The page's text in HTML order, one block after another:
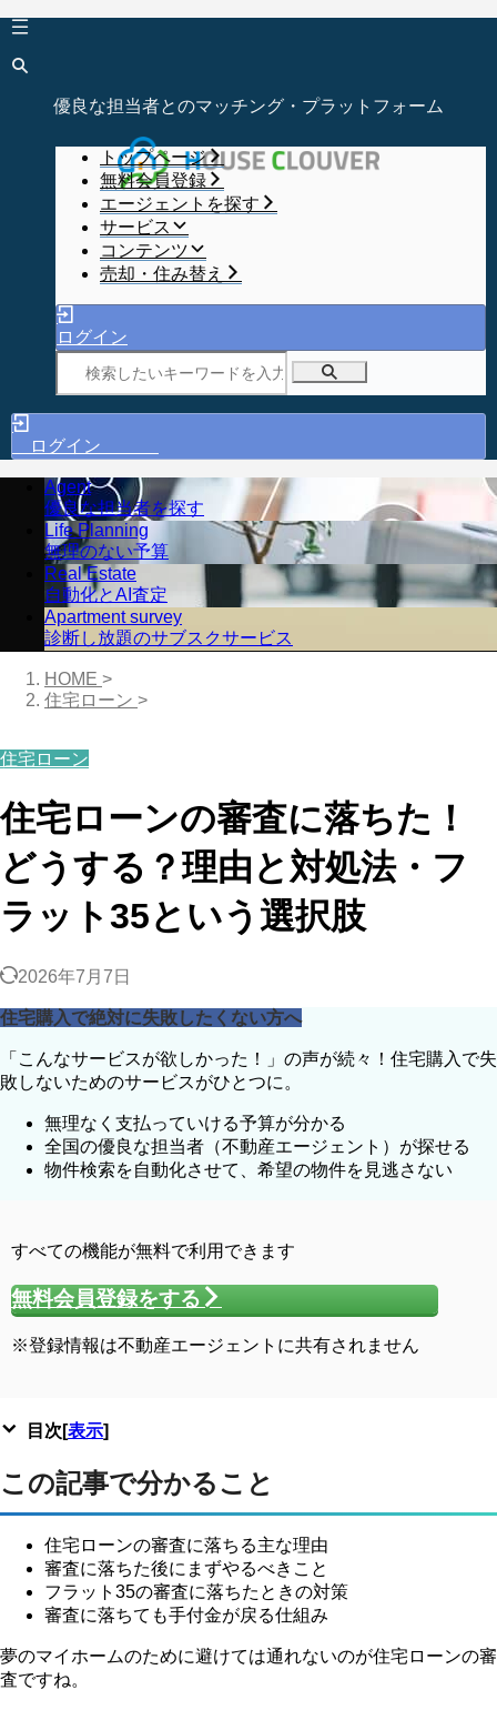
優良な担当者とのマッチング・プラットフォーム
トップページ
無料会員登録
エージェントを探す
サービス
コンテンツ
売却・住み替え
ログイン
ログイン
Agent
優良な担当者を探す
Life Planning
無理のない予算
Real Estate
自動化とAI査定
Apartment survey
診断し放題のサブスクサービス
HOME >
住宅ローン >
住宅ローン
住宅ローンの審査に落ちた！
どうする？理由と対処法・フ
ラット35という選択肢
2026年7月7日
住宅購入で絶対に失敗したくない方へ
「こんなサービスが欲しかった！」の声が続々！住宅購入で失
敗しないためのサービスがひとつに。
無理なく支払っていける予算が分かる
全国の優良な担当者 （不動産エージェント）が探せる
物件検索を自動化させて、 希望の物件を見逃さない
すべての機能が無料で利用できます
無料会員登録をする
※登録情報は不動産エージェントに共有されません
目次 [表示]
この記事で分かること
住宅ローンの審査に落ちる主な理由
審査に落ちた後にまずやるべきこと
フラット35の審査に落ちたときの対策
審査に落ちても手付金が戻る仕組み
夢のマイホームのために避けては通れないのが住宅ローンの審
査ですね。